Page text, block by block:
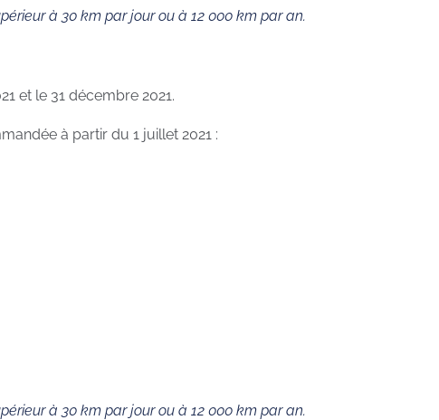
à 30 km par jour ou à 12 000 km par an.
et le 31 décembre 2021.
à partir du 1 juillet 2021 :
à 30 km par jour ou à 12 000 km par an.